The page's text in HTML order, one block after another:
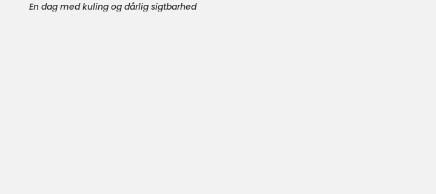
En dag med kuling og dårlig sigtbarhed